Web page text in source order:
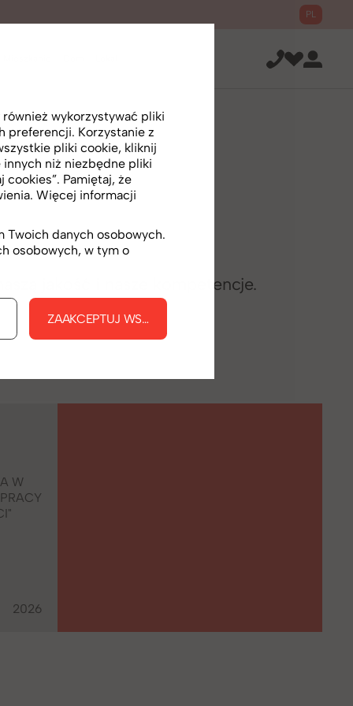
PL
jakość i nasze kompetencje.
W
2026
wykorzystywać pliki
preferencji. Korzystanie z
pliki cookie, kliknij
innych niż niezbędne pliki
Pamiętaj, że
Więcej informacji
Twoich danych osobowych.
osobowych, w tym o
ZAAKCEPTUJ WSZYSTKIE